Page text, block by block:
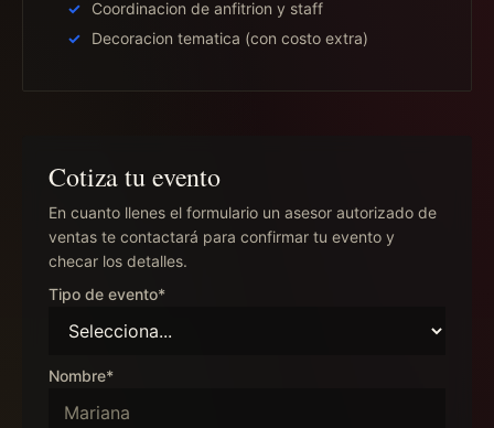
Coordinacion de anfitrion y staff
Decoracion tematica (con costo extra)
Cotiza tu evento
En cuanto llenes el formulario un asesor autorizado de
ventas te contactará para confirmar tu evento y
checar los detalles.
Tipo de evento*
Nombre*